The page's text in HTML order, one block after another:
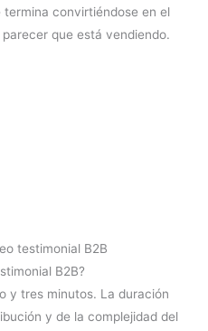
convirtiéndose en el
que está vendiendo.
testimonial B2B
B2B?
y tres minutos. La duración
y de la complejidad del